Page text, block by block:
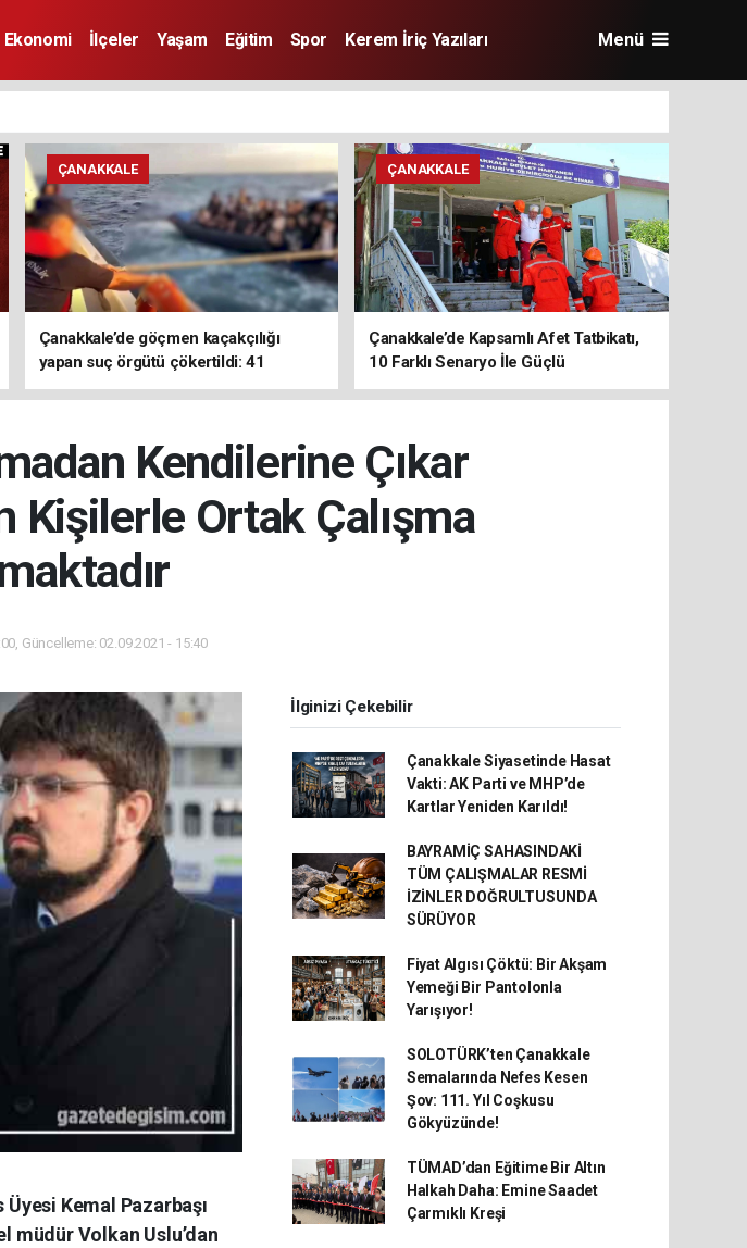
Ekonomi İlçeler Yaşam Eğitim Spor Kerem İriç Yazıları Menü
ÇANAKKALE
Çanakkale’de göçmen kaçakçılığı
yapan suç örgütü çökertildi: 41
tutuklama
ÇANAKKALE
Çanakkale’de Kapsamlı Afet Tatbikatı,
10 Farklı Senaryo İle Güçlü
Koordinasyon
Kendilerine Çıkar
Kişilerle Ortak Çalışma
Güncelleme: 02.09.2021 - 15:40
Kemal Pazarbaşı
müdür Volkan Uslu’dan
İlginizi Çekebilir
Çanakkale Siyasetinde Hasat
Vakti: AK Parti ve MHP’de
Kartlar Yeniden Karıldı!
BAYRAMİÇ SAHASINDAKİ
TÜM ÇALIŞMALAR RESMİ
İZİNLER DOĞRULTUSUNDA
SÜRÜYOR
Fiyat Algısı Çöktü: Bir Akşam
Yemeği Bir Pantolonla
Yarışıyor!
SOLOTÜRK’ten Çanakkale
Semalarında Nefes Kesen
Şov: 111. Yıl Coşkusu
Gökyüzünde!
TÜMAD’dan Eğitime Bir Altın
Halkah Daha: Emine Saadet
Çarmıklı Kreşi